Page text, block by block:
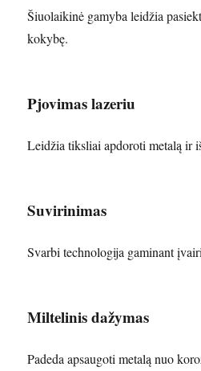
Šiuolaikinė gamyba leidžia
kokybę.
Pjovimas lazeriu
Leidžia tiksliai apdoroti metalą ir
Suvirinimas
Svarbi technologija gaminant
Miltelinis dažymas
Padeda apsaugoti metalą nuo